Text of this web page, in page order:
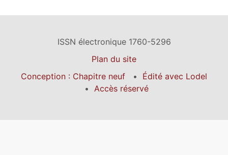
ISSN électronique 1760-5296
Plan du site
Conception : Chapitre neuf
Édité avec Lodel
Accès réservé